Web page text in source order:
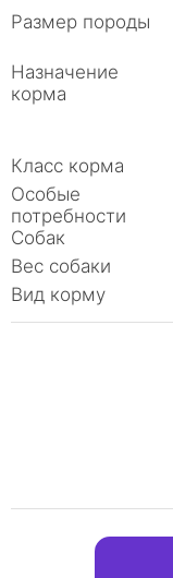
Размер породы
Назначение
корма
Класс корма
Особые
потребности
Собак
Вес собаки
Вид корму